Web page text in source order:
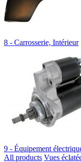
8 - Carrosserie, Intérieur
9 - Équipement
All products Vues